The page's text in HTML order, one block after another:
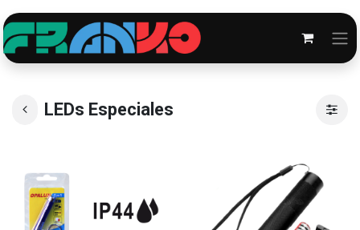
LEDs Especiales